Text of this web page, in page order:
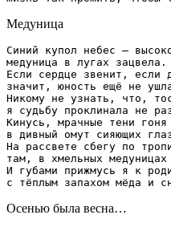
Медуница
Синий купол небес –
медуница в лугах зацвела.
Если сердце звенит, если
значит, юность ещё не
Никому не узнать, что,
я судьбу проклинала не
Кинусь, мрачные тени
в дивный омут сияющих
На рассвете сбегу по
там, в хмельных
И губами прижмусь я к
Осенью была весна…